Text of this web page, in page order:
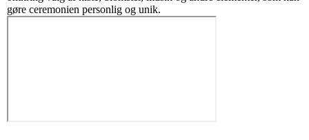
gøre ceremonien personlig og unik.